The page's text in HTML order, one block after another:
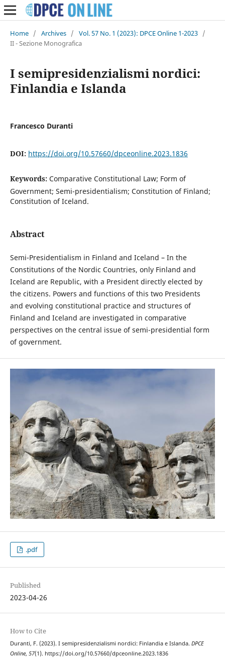
Home / Archives / Vol. 57 No. 1 (2023): DPCE Online 1-2023 /
II - Sezione Monografica
I semipresidenzialismi nordici:
Finlandia e Islanda
Francesco Duranti
DOI: https://doi.org/10.57660/dpceonline.2023.1836
Keywords: Comparative Constitutional Law; Form of
Government; Semi-presidentialism; Constitution of Finland;
Constitution of Iceland.
Abstract
Semi-Presidentialism in Finland and Iceland – In the
Constitutions of the Nordic Countries, only Finland and
Iceland are Republic, with a President directly elected by
the citizens. Powers and functions of this two Presidents
and evolving constitutional practice and structures of
Finland and Iceland are investigated in comparative
perspectives on the central issue of semi-presidential form
of government.
.pdf
Published
2023-04-26
How to Cite
Duranti, F. (2023). I semipresidenzialismi nordici: Finlandia e Islanda. DPCE
Online, 57(1). https://doi.org/10.57660/dpceonline.2023.1836